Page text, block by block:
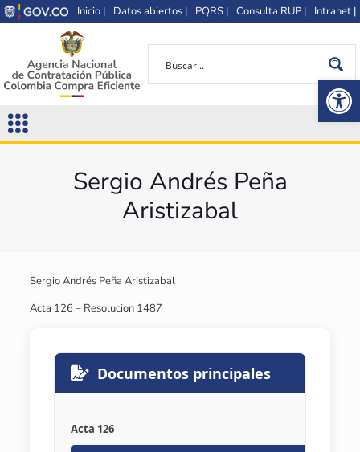
Inicio | Datos abiertos | PQRS | Consulta RUP | Intranet |
Sergio Andrés Peña
Aristizabal
Sergio Andrés Peña Aristizabal
Acta 126 – Resolucion 1487
Documentos principales
Acta 126